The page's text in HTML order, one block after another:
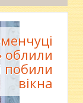
облили
побили
вікна